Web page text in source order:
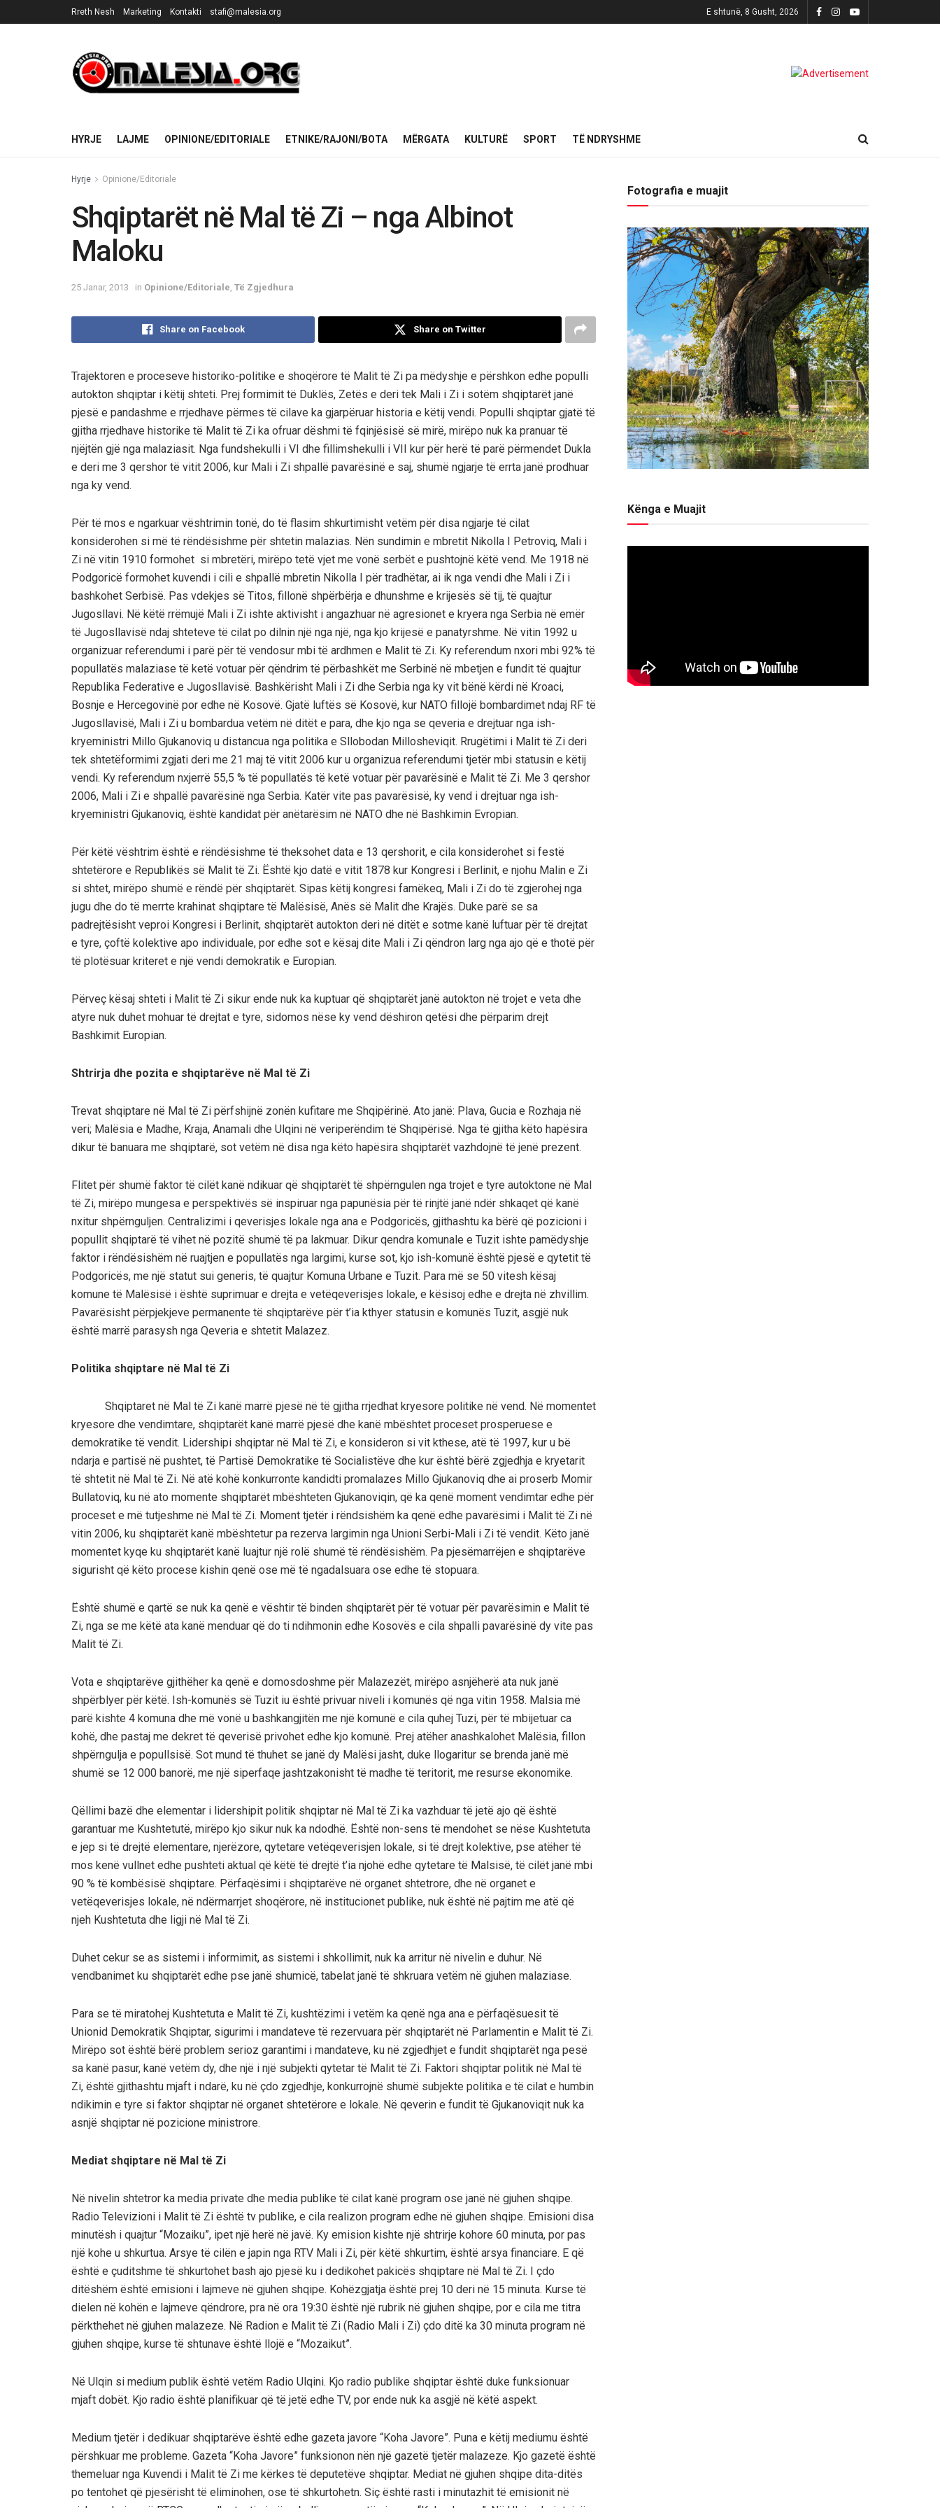
Rreth Nesh Marketing Kontakti stafi@malesia.org E shtunë, 8 Gusht, 2026
HYRJE LAJME OPINIONE/EDITORIALE ETNIKE/RAJONI/BOTA MËRGATA KULTURË SPORT TË NDRYSHME
Hyrje Opinione/Editoriale
Shqiptarët në Mal të Zi – nga Albinot
Maloku
25 Janar, 2013 in Opinione/Editoriale Të Zgjedhura
Share on Facebook Share on Twitter
Trajektoren e proceseve historiko-politike e shoqërore të Malit të Zi pa mëdyshje e përshkon edhe populli
autokton shqiptar i këtij shteti. Prej formimit të Duklës, Zetës e deri tek Mali i Zi i sotëm shqiptarët janë
pjesë e pandashme e rrjedhave përmes të cilave ka gjarpëruar historia e këtij vendi. Populli shqiptar gjatë të
gjitha rrjedhave historike të Malit të Zi ka ofruar dëshmi të fqinjësisë së mirë, mirëpo nuk ka pranuar të
njëjtën gjë nga malaziasit. Nga fundshekulli i VI dhe fillimshekulli i VII kur për herë të parë përmendet Dukla
e deri me 3 qershor të vitit 2006, kur Mali i Zi shpallë pavarësinë e saj, shumë ngjarje të errta janë prodhuar
nga ky vend.
Për të mos e ngarkuar vështrimin tonë, do të flasim shkurtimisht vetëm për disa ngjarje të cilat
konsiderohen si më të rëndësishme për shtetin malazias. Nën sundimin e mbretit Nikolla I Petroviq, Mali i
Zi në vitin 1910 formohet si mbretëri, mirëpo tetë vjet me vonë serbët e pushtojnë këtë vend. Me 1918 në
Podgoricë formohet kuvendi i cili e shpallë mbretin Nikolla I për tradhëtar, ai ik nga vendi dhe Mali i Zi i
bashkohet Serbisë. Pas vdekjes së Titos, fillonë shpërbërja e dhunshme e krijesës së tij, të quajtur
Jugosllavi. Në këtë rrëmujë Mali i Zi ishte aktivisht i angazhuar në agresionet e kryera nga Serbia në emër
të Jugosllavisë ndaj shteteve të cilat po dilnin një nga një, nga kjo krijesë e panatyrshme. Në vitin 1992 u
organizuar referendumi i parë për të vendosur mbi të ardhmen e Malit të Zi. Ky referendum nxori mbi 92% të
popullatës malaziase të ketë votuar për qëndrim të përbashkët me Serbinë në mbetjen e fundit të quajtur
Republika Federative e Jugosllavisë. Bashkërisht Mali i Zi dhe Serbia nga ky vit bënë kërdi në Kroaci,
Bosnje e Hercegovinë por edhe në Kosovë. Gjatë luftës së Kosovë, kur NATO fillojë bombardimet ndaj RF të
Jugosllavisë, Mali i Zi u bombardua vetëm në ditët e para, dhe kjo nga se qeveria e drejtuar nga ish-
kryeministri Millo Gjukanoviq u distancua nga politika e Sllobodan Millosheviqit. Rrugëtimi i Malit të Zi deri
tek shtetëformimi zgjati deri me 21 maj të vitit 2006 kur u organizua referendumi tjetër mbi statusin e këtij
vendi. Ky referendum nxjerrë 55,5 % të popullatës të ketë votuar për pavarësinë e Malit të Zi. Me 3 qershor
2006, Mali i Zi e shpallë pavarësinë nga Serbia. Katër vite pas pavarësisë, ky vend i drejtuar nga ish-
kryeministri Gjukanoviq, është kandidat për anëtarësim në NATO dhe në Bashkimin Evropian.
Për këtë vështrim është e rëndësishme të theksohet data e 13 qershorit, e cila konsiderohet si festë
shtetërore e Republikës së Malit të Zi. Është kjo datë e vitit 1878 kur Kongresi i Berlinit, e njohu Malin e Zi
si shtet, mirëpo shumë e rëndë për shqiptarët. Sipas këtij kongresi famëkeq, Mali i Zi do të zgjerohej nga
jugu dhe do të merrte krahinat shqiptare të Malësisë, Anës së Malit dhe Krajës. Duke parë se sa
padrejtësisht veproi Kongresi i Berlinit, shqiptarët autokton deri në ditët e sotme kanë luftuar për të drejtat
e tyre, çoftë kolektive apo individuale, por edhe sot e kësaj dite Mali i Zi qëndron larg nga ajo që e thotë për
të plotësuar kriteret e një vendi demokratik e Europian.
Përveç kësaj shteti i Malit të Zi sikur ende nuk ka kuptuar që shqiptarët janë autokton në trojet e veta dhe
atyre nuk duhet mohuar të drejtat e tyre, sidomos nëse ky vend dëshiron qetësi dhe përparim drejt
Bashkimit Europian.
Shtrirja dhe pozita e shqiptarëve në Mal të Zi
Trevat shqiptare në Mal të Zi përfshijnë zonën kufitare me Shqipërinë. Ato janë: Plava, Gucia e Rozhaja në
veri; Malësia e Madhe, Kraja, Anamali dhe Ulqini në veriperëndim të Shqipërisë. Nga të gjitha këto hapësira
dikur të banuara me shqiptarë, sot vetëm në disa nga këto hapësira shqiptarët vazhdojnë të jenë prezent.
Flitet për shumë faktor të cilët kanë ndikuar që shqiptarët të shpërngulen nga trojet e tyre autoktone në Mal
të Zi, mirëpo mungesa e perspektivës së inspiruar nga papunësia për të rinjtë janë ndër shkaqet që kanë
nxitur shpërnguljen. Centralizimi i qeverisjes lokale nga ana e Podgoricës, gjithashtu ka bërë që pozicioni i
popullit shqiptarë të vihet në pozitë shumë të pa lakmuar. Dikur qendra komunale e Tuzit ishte pamëdyshje
faktor i rëndësishëm në ruajtjen e popullatës nga largimi, kurse sot, kjo ish-komunë është pjesë e qytetit të
Podgoricës, me një statut sui generis, të quajtur Komuna Urbane e Tuzit. Para më se 50 vitesh kësaj
komune të Malësisë i është suprimuar e drejta e vetëqeverisjes lokale, e kësisoj edhe e drejta në zhvillim.
Pavarësisht përpjekjeve permanente të shqiptarëve për t’ia kthyer statusin e komunës Tuzit, asgjë nuk
është marrë parasysh nga Qeveria e shtetit Malazez.
Politika shqiptare në Mal të Zi
Shqiptaret nё Mal tё Zi kanë marrë pjesё nё tё gjitha rrjedhat kryesore politike nё vend. Nё momentet
kryesore dhe vendimtare, shqiptarët kanё marrё pjesё dhe kanё mbёshtet proceset prosperuese e
demokratike të vendit. Lidershipi shqiptar në Mal të Zi, e konsideron si vit kthese, atë të 1997, kur u bё
ndarja e partisё nё pushtet, tё Partisё Demokratike tё Socialistёve dhe kur ёshtё bёrё zgjedhja e kryetarit
tё shtetit nё Mal tё Zi. Në atë kohë konkurronte kandidti promalazes Millo Gjukanoviq dhe ai proserb Momir
Bullatoviq, ku në ato momente shqiptarët mbështeten Gjukanoviqin, qё ka qenё moment vendimtar edhe pёr
proceset e mё tutjeshme nё Mal tё Zi. Moment tjetër i rёndsishёm ka qenё edhe pavarёsimi i Malit tё Zi nё
vitin 2006, ku shqiptarёt kanё mbёshtetur pa rezerva largimin nga Unioni Serbi-Mali i Zi të vendit. Kёto janё
momentet kyqe ku shqiptarёt kanё luajtur njё rolё shumё tё rёndёsishёm. Pa pjesёmarrёjen e shqiptarёve
sigurisht qё kёto procese kishin qenё ose mё tё ngadalsuara ose edhe tё stopuara.
Është shumë e qartë se nuk ka qenё e vёshtir tё binden shqiptarёt pёr tё votuar pёr pavarёsimin e Malit tё
Zi, nga se me këtë ata kanë menduar që do ti ndihmonin edhe Kosovës e cila shpalli pavarësinë dy vite pas
Malit të Zi.
Vota e shqiptarëve gjithёher ka qenё e domosdoshme pёr Malazezёt, mirëpo asnjëherë ata nuk janë
shpërblyer për këtë. Ish-komunës së Tuzit iu ёshtё privuar niveli i komunёs që nga vitin 1958. Malsia mё
parё kishte 4 komuna dhe mё vonё u bashkangjitёn me njё komunё e cila quhej Tuzi, pёr tё mbijetuar ca
kohё, dhe pastaj me dekret tё qeverisё privohet edhe kjo komunё. Prej atёher anashkalohet Malёsia, fillon
shpёrngulja e popullsisё. Sot mund të thuhet se janë dy Malёsi jasht, duke llogaritur se brenda janë mё
shumё se 12 000 banorё, me njё siperfaqe jashtzakonisht tё madhe tё teritorit, me resurse ekonomike.
Qёllimi bazë dhe elementar i lidershipit politik shqiptar në Mal të Zi ka vazhduar të jetë ajo qё ёshtё
garantuar me Kushtetutё, mirëpo kjo sikur nuk ka ndodhë. Është non-sens të mendohet se nëse Kushtetuta
e jep si tё drejtё elementare, njerёzore, qytetare vetёqeverisjen lokale, si tё drejt kolektive, pse atёher tё
mos kenë vullnet edhe pushteti aktual qё kёtё tё drejtё t’ia njohё edhe qytetare tё Malsisё, tё cilёt janё mbi
90 % tё kombёsisё shqiptare. Pёrfaqёsimi i shqiptarёve nё organet shtetrore, dhe nё organet e
vetёqeverisjes lokale, nё ndёrmarrjet shoqёrore, nё institucionet publike, nuk ёshtё nё pajtim me atё qё
njeh Kushtetuta dhe ligji në Mal të Zi.
Duhet cekur se as sistemi i informimit, as sistemi i shkollimit, nuk ka arritur nё nivelin e duhur. Nё
vendbanimet ku shqiptarёt edhe pse janё shumicё, tabelat janё tё shkruara vetёm nё gjuhen malaziase.
Para se tё miratohej Kushtetuta e Malit tё Zi, kushtёzimi i vetёm ka qenё nga ana e pёrfaqёsuesit tё
Unionid Demokratik Shqiptar, sigurimi i mandateve tё rezervuara pёr shqiptarёt nё Parlamentin e Malit tё Zi.
Mirёpo sot ёshtё bёrё problem serioz garantimi i mandateve, ku në zgjedhjet e fundit shqiptarët nga pesë
sa kanë pasur, kanë vetëm dy, dhe një i një subjekti qytetar të Malit të Zi. Faktori shqiptar politik në Mal të
Zi, është gjithashtu mjaft i ndarë, ku në çdo zgjedhje, konkurrojnë shumë subjekte politika e të cilat e humbin
ndikimin e tyre si faktor shqiptar në organet shtetërore e lokale. Në qeverin e fundit të Gjukanoviqit nuk ka
asnjë shqiptar në pozicione ministrore.
Mediat shqiptare në Mal të Zi
Nё nivelin shtetror ka media private dhe media publike të cilat kanë program ose janë në gjuhen shqipe.
Radio Televizioni i Malit tё Zi ёshtё tv publike, e cila realizon program edhe nё gjuhen shqipe. Emisioni disa
minutёsh i quajtur “Mozaiku”, ipet njё herё nё javё. Ky emision kishte një shtrirje kohore 60 minuta, por pas
një kohe u shkurtua. Arsye tё cilёn e japin nga RTV Mali i Zi, pёr kёtё shkurtim, ёshtё arsya financiare. E që
është e çuditshme tё shkurtohet bash ajo pjesё ku i dedikohet pakicёs shqiptare nё Mal tё Zi. I çdo
ditёshëm ёshtё emisioni i lajmeve nё gjuhen shqipe. Kohёzgjatja ёshtё prej 10 deri nё 15 minuta. Kurse tё
dielen nё kohёn e lajmeve qёndrore, pra nё ora 19:30 ёshtё njё rubrik nё gjuhen shqipe, por e cila me titra
pёrkthehet nё gjuhen malazeze. Nё Radion e Malit tё Zi (Radio Mali i Zi) çdo ditё ka 30 minuta program nё
gjuhen shqipe, kurse tё shtunave ёshtё llojё e “Mozaikut”.
Nё Ulqin si medium publik ёshtё vetёm Radio Ulqini. Kjo radio publike shqiptar ёshtё duke funksionuar
mjaft dobёt. Kjo radio ёshtё planifikuar qё tё jetё edhe TV, por ende nuk ka asgjë në këtë aspekt.
Medium tjetёr i dedikuar shqiptarёve ёshtё edhe gazeta javore “Koha Javore”. Puna e këtij mediumu është
përshkuar me probleme. Gazeta “Koha Javore” funksionon nёn njё gazetё tjetër malazeze. Kjo gazetё ёshtё
themeluar nga Kuvendi i Malit tё Zi me kёrkes tё deputetёve shqiptar. Mediat nё gjuhen shqipe dita-ditёs
po tentohet qё pjesёrisht tё eliminohen, ose tё shkurtohetn. Siç ёshtё rasti i minutazhit tё emisionit nё
Fotografia e muajit
Kënga e Muajit